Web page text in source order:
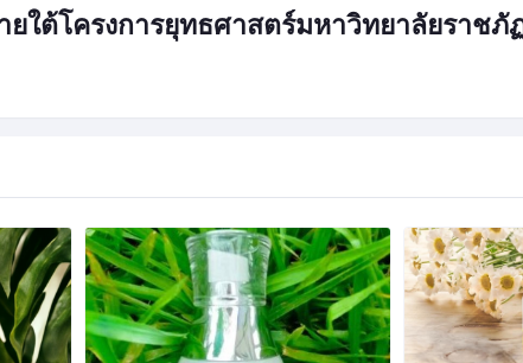
ยใต้โครงการยุทธศาสตร์มหาวิทยาลัยราชภั